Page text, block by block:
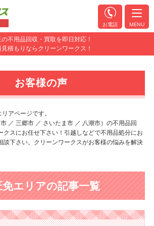
不用品回収・買取を即日対応！
積もりならクリーンワークス！
お電話 MENU
お客様の声
アページです。
／ 三郷市 ／ さいたま市 ／ 八潮市）の不用品回
クスにお任せ下さい！引越しなどで不用品処分にお
談下さい。クリーンワークスがお客様の悩みを解決
免エリアの記事一覧